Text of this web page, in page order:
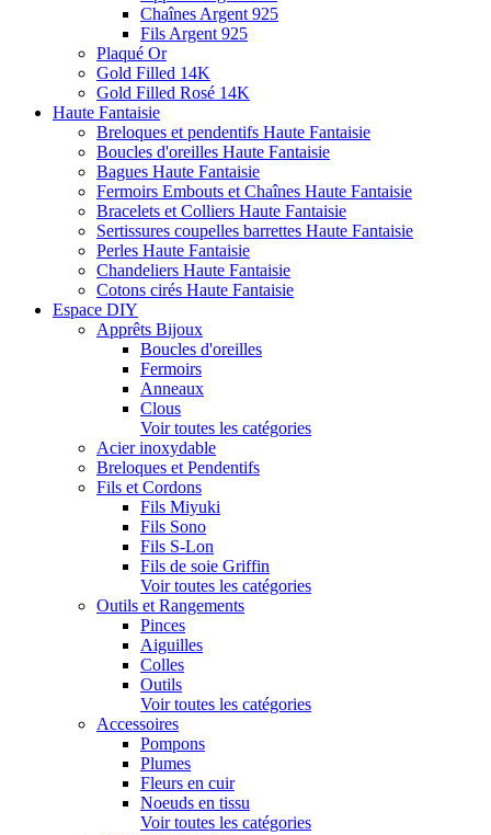
Chaînes Argent 925
Fils Argent 925
Plaqué Or
Gold Filled 14K
Gold Filled Rosé 14K
Haute Fantaisie
Breloques et pendentifs Haute Fantaisie
Boucles d'oreilles Haute Fantaisie
Bagues Haute Fantaisie
Fermoirs Embouts et Chaînes Haute Fantaisie
Bracelets et Colliers Haute Fantaisie
Sertissures coupelles barrettes Haute Fantaisie
Perles Haute Fantaisie
Chandeliers Haute Fantaisie
Cotons cirés Haute Fantaisie
Espace DIY
Apprêts Bijoux
Boucles d'oreilles
Fermoirs
Anneaux
Clous
Voir toutes les catégories
Acier inoxydable
Breloques et Pendentifs
Fils et Cordons
Fils Miyuki
Fils Sono
Fils S-Lon
Fils de soie Griffin
Voir toutes les catégories
Outils et Rangements
Pinces
Aiguilles
Colles
Outils
Voir toutes les catégories
Accessoires
Pompons
Plumes
Fleurs en cuir
Noeuds en tissu
Voir toutes les catégories